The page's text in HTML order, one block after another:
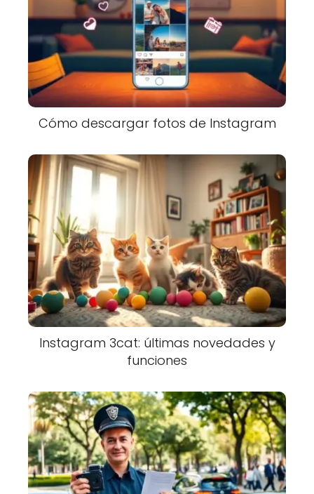
Cómo descargar fotos de Instagram
Instagram 3cat: últimas novedades y
funciones